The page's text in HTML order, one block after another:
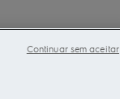
Continuar sem aceitar